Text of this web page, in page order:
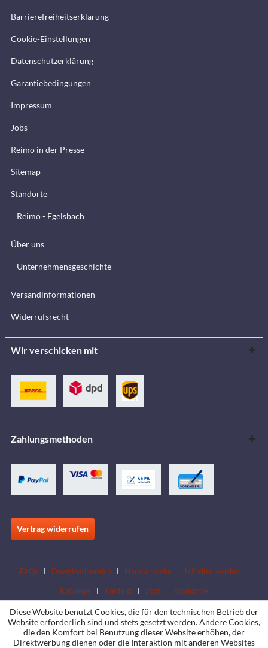
Barrierefreiheitserklärung
Cookie-Einstellungen
Datenschutzerklärung
Garantiebedingungen
Impressum
Jobs
Reimo in der Presse
Sitemap
Standorte
Reimo - Egelsbach
Über uns
Unternehmensgeschichte
Versandinformationen
Widerrufsrecht
Wir verschicken mit
Zahlungsmethoden
Vertrag widerrufen
FAQs Downloadbereich Händlersuche
Händler werden
Kataloge
Kontakt Jobs Standorte
Diese Website benutzt Cookies, die für den technischen Betrieb der
Website erforderlich sind und stets gesetzt werden. Andere Cookies,
die den Komfort bei Benutzung dieser Website erhöhen, der
Direktwerbung dienen oder die Interaktion mit anderen Websites